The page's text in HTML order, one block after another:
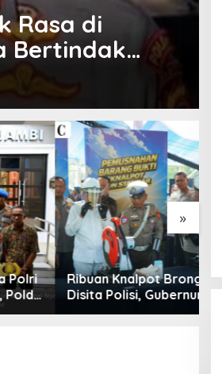
Rasa di
Bertindak
»
Ribuan Knalpot Brong
Disita Polisi, Gubernur
Jabar Kang Dedi Bakal